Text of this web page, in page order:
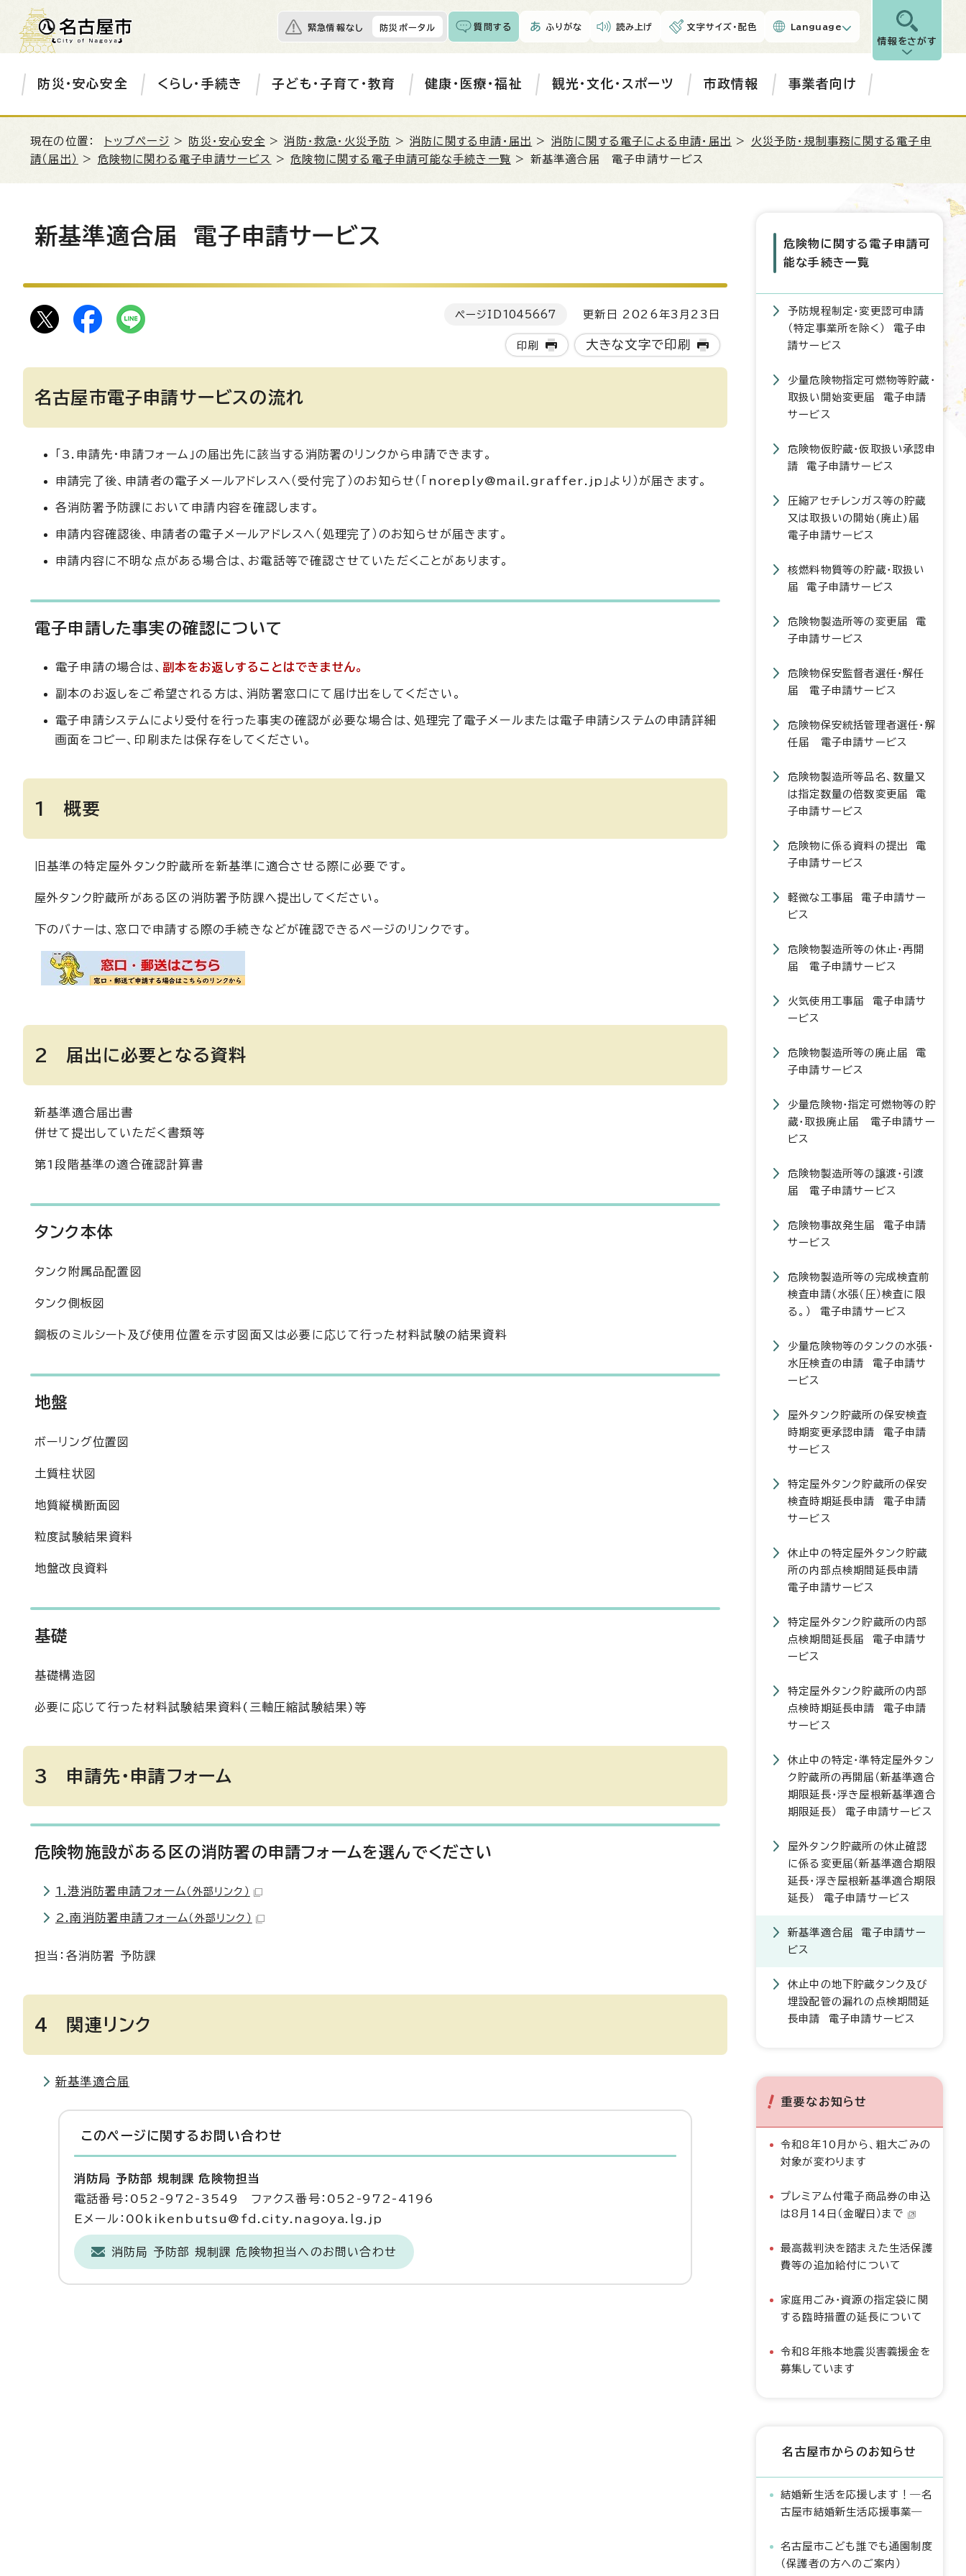
緊急情報なし 防災ポータル 質問する ふりがな 読み上げ 文字サイズ・配色 Language
情報をさがす
防災・安心安全 くらし・手続き 子ども・子育て・教育 健康・医療・福祉 観光・文化・スポーツ 市政情報 事業者向け
現在の位置： トップページ > 防災・安心安全>消防・救急・火災予防 >消防に関する申請・届出 > 消防に関する電子による申請・届出 > 火災予防・規制事務に関する電子申
請（届出）
> 危険物に関わる電子申請サービス >危険物に関する電子申請可能な手続き一覧 > 新基準適合届 電子申請サービス
新基準適合届 電子申請サービス
ページID 1045667 更新日 2026年3月23日
印刷 大きな文字で印刷
名古屋市電子申請サービスの流れ
「3.申請先・申請フォーム」の届出先に該当する消防署のリンクから申請できます。
申請完了後、申請者の電子メールアドレスへ（受付完了）のお知らせ（「noreply@mail.graffer.jp」より）が届きます。
各消防署予防課において申請内容を確認します。
申請内容確認後、申請者の電子メールアドレスへ（処理完了）のお知らせが届きます。
申請内容に不明な点がある場合は、お電話等で確認させていただくことがあります。
電子申請した事実の確認について
電子申請の場合は、 副本をお返しすることはできません。
副本のお返しをご希望される方は、消防署窓口にて届け出をしてください。
電子申請システムにより受付を行った事実の確認が必要な場合は、処理完了電子メールまたは電子申請システムの申請詳細
画面をコピー、印刷または保存をしてください。
1 概要
旧基準の特定屋外タンク貯蔵所を新基準に適合させる際に必要です。
屋外タンク貯蔵所がある区の消防署予防課へ提出してください。
下のバナーは、窓口で申請する際の手続きなどが確認できるページのリンクです。
2 届出に必要となる資料
新基準適合届出書
併せて提出していただく書類等
第1段階基準の適合確認計算書
タンク本体
タンク附属品配置図
タンク側板図
鋼板のミルシート及び使用位置を示す図面又は必要に応じて行った材料試験の結果資料
地盤
ボーリング位置図
土質柱状図
地質縦横断面図
粒度試験結果資料
地盤改良資料
基礎
基礎構造図
必要に応じて行った材料試験結果資料(三軸圧縮試験結果)等
3 申請先・申請フォーム
危険物施設がある区の消防署の申請フォームを選んでください
1.港消防署申請フォーム （外部リンク）
2.南消防署申請フォーム （外部リンク）
担当：各消防署 予防課
4 関連リンク
新基準適合届
このページに関する お問い合わせ
消防局 予防部 規制課 危険物担当
電話番号：052-972-3549 ファクス番号：052-972-4196
Eメール：00kikenbutsu@fd.city.nagoya.lg.jp
消防局 予防部 規制課 危険物担当へのお問い合わせ
危険物に関する電子申請可
能な手続き一覧
予防規程制定・変更認可申請
（特定事業所を除く） 電子申
請サービス
少量危険物指定可燃物等貯蔵・
取扱い開始変更届 電子申請
サービス
危険物仮貯蔵・仮取扱い承認申
請 電子申請サービス
圧縮アセチレンガス等の貯蔵
又は取扱いの開始(廃止)届
電子申請サービス
核燃料物質等の貯蔵・取扱い
届 電子申請サービス
危険物製造所等の変更届 電
子申請サービス
危険物保安監督者選任・解任
届 電子申請サービス
危険物保安統括管理者選任・解
任届 電子申請サービス
危険物製造所等品名、数量又
は指定数量の倍数変更届 電
子申請サービス
危険物に係る資料の提出 電
子申請サービス
軽微な工事届 電子申請サー
ビス
危険物製造所等の休止・再開
届 電子申請サービス
火気使用工事届 電子申請サ
ービス
危険物製造所等の廃止届 電
子申請サービス
少量危険物・指定可燃物等の貯
蔵・取扱廃止届 電子申請サー
ビス
危険物製造所等の譲渡・引渡
届 電子申請サービス
危険物事故発生届 電子申請
サービス
危険物製造所等の完成検査前
検査申請（水張（圧）検査に限
る。） 電子申請サービス
少量危険物等のタンクの水張・
水圧検査の申請 電子申請サ
ービス
屋外タンク貯蔵所の保安検査
時期変更承認申請 電子申請
サービス
特定屋外タンク貯蔵所の保安
検査時期延長申請 電子申請
サービス
休止中の特定屋外タンク貯蔵
所の内部点検期間延長申請
電子申請サービス
特定屋外タンク貯蔵所の内部
点検期間延長届 電子申請サ
ービス
特定屋外タンク貯蔵所の内部
点検時期延長申請 電子申請
サービス
休止中の特定・準特定屋外タン
ク貯蔵所の再開届（新基準適合
期限延長・浮き屋根新基準適合
期限延長） 電子申請サービス
屋外タンク貯蔵所の休止確認
に係る変更届（新基準適合期限
延長・浮き屋根新基準適合期限
延長） 電子申請サービス
新基準適合届 電子申請サー
ビス
休止中の地下貯蔵タンク及び
埋設配管の漏れの点検期間延
長申請 電子申請サービス
重要なお知らせ
令和8年10月から、粗大ごみの
対象が変わります
プレミアム付電子商品券の申込
は8月14日（金曜日）まで
最高裁判決を踏まえた生活保護
費等の追加給付について
家庭用ごみ・資源の指定袋に関
する臨時措置の延長について
令和8年熊本地震災害義援金を
募集しています
名古屋市からのお知らせ
結婚新生活を応援します！―名
古屋市結婚新生活応援事業―
名古屋市こども誰でも通園制度
（保護者の方へのご案内）